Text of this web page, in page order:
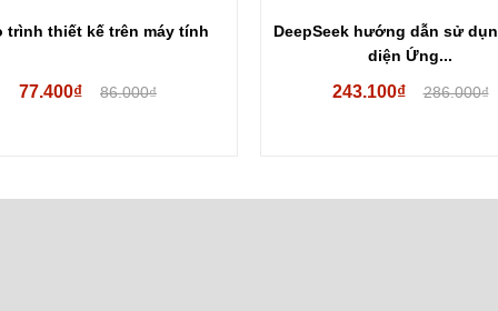
hướng dẫn sử dụng toàn
243.100₫ 286.000₫
Đại cương về kỹ thuật
192.100₫ 226.000₫